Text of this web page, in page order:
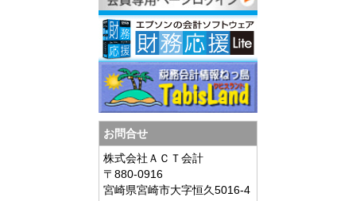
お問合せ
株式会社ＡＣＴ会計
〒880-0916
宮崎県宮崎市大字恒久5016-4